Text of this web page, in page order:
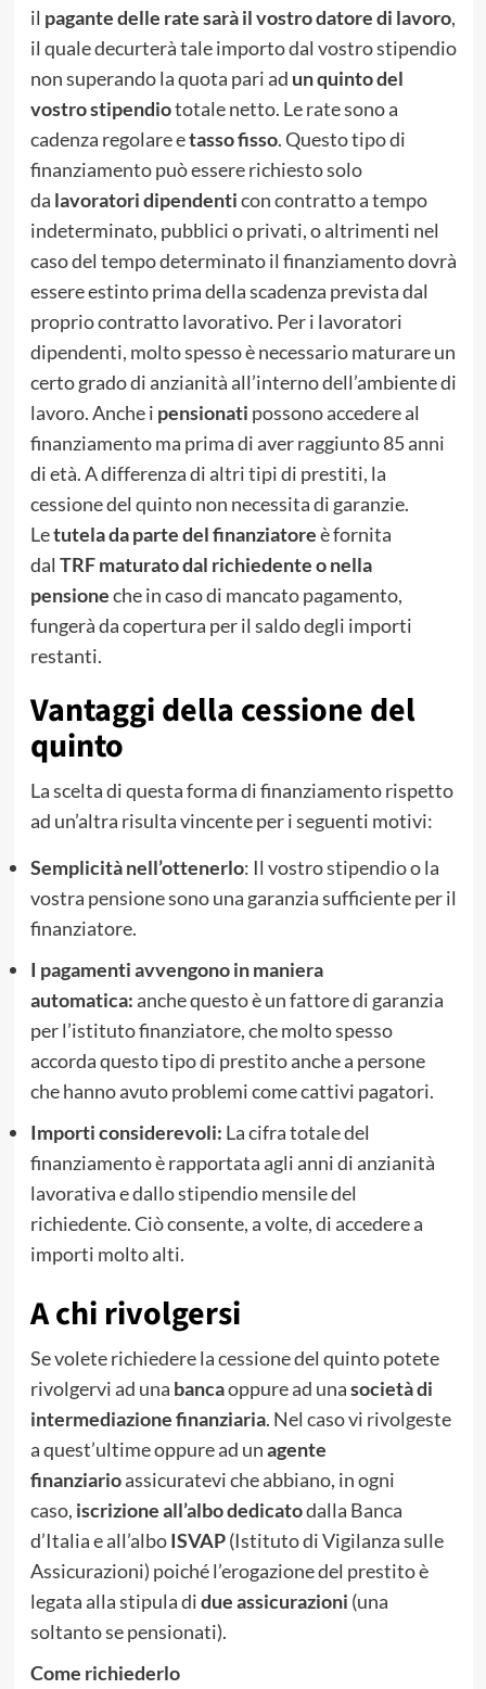
il pagante delle rate sarà il vostro datore di lavoro,
il quale decurterà tale importo dal vostro stipendio
non superando la quota pari ad un quinto del
vostro stipendiototale netto. Le rate sono a
cadenza regolare etasso fisso. Questo tipo di
finanziamento può essere richiesto solo
da lavoratori dipendenticon contratto a tempo
indeterminato, pubblici o privati, o altrimenti nel
caso del tempo determinato il finanziamento dovrà
essere estinto prima della scadenza prevista dal
proprio contratto lavorativo. Per i lavoratori
dipendenti, molto spesso è necessario maturare un
certo grado di anzianità all’interno dell’ambiente di
lavoro. Anche i pensionati possono accedere al
finanziamento ma prima di aver raggiunto 85 anni
di età. A differenza di altri tipi di prestiti, la
cessione del quinto non necessita di garanzie.
Letutela da parte del finanziatoreè fornita
dal TRF maturato dal richiedente o nella
pensioneche in caso di mancato pagamento,
fungerà da copertura per il saldo degli importi
restanti.
Vantaggi della cessione del
quinto
La scelta di questa forma di finanziamento rispetto
ad un’altra risulta vincente per i seguenti motivi:
Semplicità nell’ottenerlo: Il vostro stipendio o la
vostra pensione sono una garanzia sufficiente per il
finanziatore.
I pagamenti avvengono in maniera
automatica:anche questo è un fattore di garanzia
per l’istituto finanziatore, che molto spesso
accorda questo tipo di prestito anche a persone
che hanno avuto problemi come cattivi pagatori.
Importi considerevoli: La cifra totale del
finanziamento è rapportata agli anni di anzianità
lavorativa e dallo stipendio mensile del
richiedente. Ciò consente, a volte, di accedere a
importi molto alti.
A chi rivolgersi
Se volete richiedere la cessione del quinto potete
rivolgervi ad una bancaoppure ad unasocietà di
intermediazione finanziaria. Nel caso vi rivolgeste
a quest’ultime oppure ad unagente
finanziarioassicuratevi che abbiano, in ogni
caso, iscrizione all’albo dedicatodalla Banca
d’Italia e all’alboISVAP(Istituto di Vigilanza sulle
Assicurazioni) poiché l’erogazione del prestito è
legata alla stipula didue assicurazioni (una
soltanto se pensionati).
Come richiederlo